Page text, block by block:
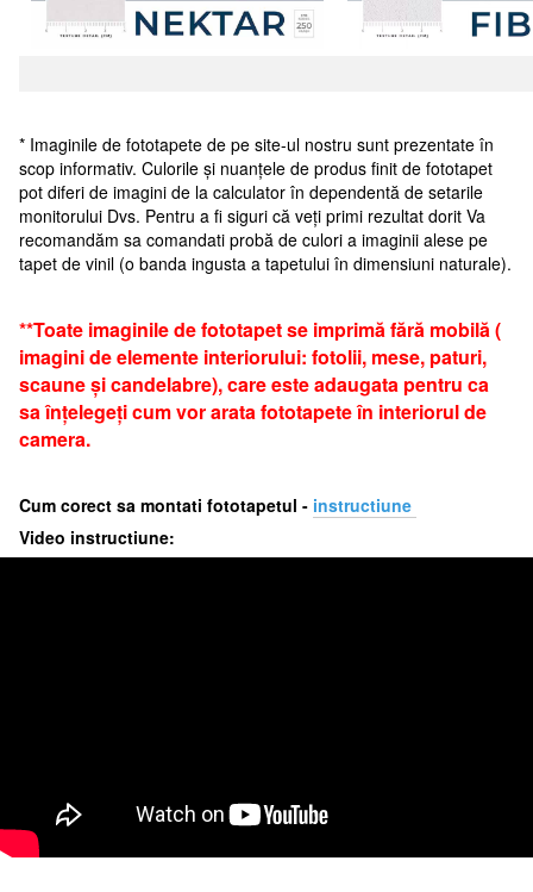
* Imaginile de fototapete de pe site-ul nostru sunt prezentate în
scop informativ. Culorile și nuanțele de produs finit de fototapet
pot diferi de imagini de la calculator în dependentă de setarile
monitorului Dvs. Pentru a fi siguri că veți primi rezultat dorit Va
recomandăm sa comandati probă de culori a imaginii alese pe
tapet de vinil (o banda ingusta a tapetului în dimensiuni naturale).
**Toate imaginile de fototapet se imprimă fără mobilă (
imagini de elemente interiorului: fotolii, mese, paturi,
scaune și candelabre), care este adaugata pentru ca
sa înțelegeți cum vor arata fototapete în interiorul de
camera.
Cum corect sa montati fototapetul - instructiune
Video instructiune: